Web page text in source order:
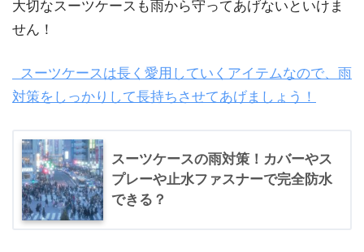
大切なスーツケースも雨から守ってあげないといけま
せん！
スーツケースは長く愛用していくアイテムなので、雨
対策をしっかりして長持ちさせてあげましょう！
スーツケースの雨対策！カバーやス
プレーや止水ファスナーで完全防水
できる？